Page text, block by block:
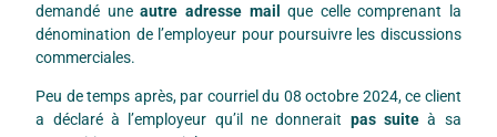
demandé uneautre adresse mail
que celle comprenant la
dénomination de l’employeur pour poursuivre les discussions
commerciales.
Peu de temps après, par courriel du 08 octobre 2024, ce client
a déclaré à l’employeur qu’il ne donnerait pas suiteà sa